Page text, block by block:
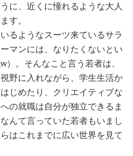
に、近くに憧れるような大人
す。
るようなスーツ来ているサラ
マンには、なりたくないとい
）。そんなこと言う若者は、
野に入れながら、学生生活か
じめたり、クリエイティブな
の就職は自分が独立できるま
んて言っていた若者もいまし
はこれまでに広い世界を見て